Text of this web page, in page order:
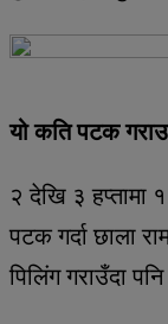
यो कति पटक
२ देखि ३ हप्तामा
पटक गर्दा छाला
पिलिंग गराउँदा